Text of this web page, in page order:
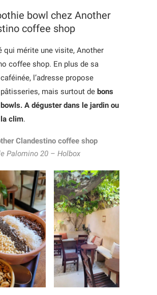
bowl chez Another
coffee shop
qui mérite une visite, Another
coffee shop. En plus de sa
l’adresse propose
mais surtout de bons
A déguster dans le jardin ou
clim.
Clandestino coffee shop
Palomino 20 – Holbox